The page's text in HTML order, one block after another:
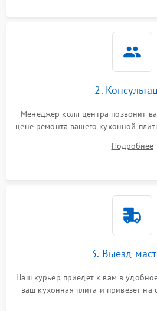
2.
Менеджер колл центра позвонит
цене ремонта вашего кухонной
Подробнее
3. Выезд
Наш курьер приедет к вам в
ваш кухонная плита и привезет на